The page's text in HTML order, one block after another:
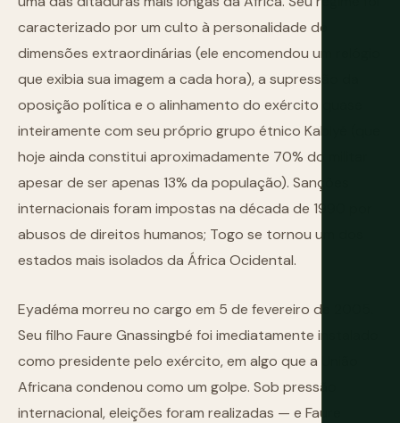
caracterizado por um culto à personalidade de
dimensões extraordinárias (ele encomendou um relógio
que exibia sua imagem a cada hora), a supressão da
oposição política e o alinhamento do exército quase
inteiramente com seu próprio grupo étnico Kabiyé (que
hoje ainda constitui aproximadamente 70% do militar
apesar de ser apenas 13% da população). Sanções
internacionais foram impostas na década de 1990 por
abusos de direitos humanos; Togo se tornou um dos
estados mais isolados da África Ocidental.
Eyadéma morreu no cargo em 5 de fevereiro de 2005.
Seu filho Faure Gnassingbé foi imediatamente instalado
como presidente pelo exército, em algo que a União
Africana condenou como um golpe. Sob pressão
internacional, eleições foram realizadas — e Faure